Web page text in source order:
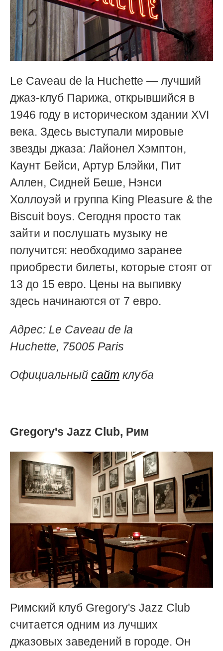
Le Caveau de la Huchette — лучший
джаз-клуб Парижа, открывшийся в
1946 году в историческом здании XVI
века. Здесь выступали мировые
звезды джаза: Лайонел Хэмптон,
Каунт Бейси, Артур Блэйки, Пит
Аллен, Сидней Беше, Нэнси
Холлоуэй и группа King Pleasure & the
Biscuit boys. Сегодня просто так
зайти и послушать музыку не
получится: необходимо заранее
приобрести билеты, которые стоят от
13 до 15 евро. Цены на выпивку
здесь начинаются от 7 евро.
Адрес: Le Caveau de la
Huchette, 75005 Paris
Официальный сайт клуба
Gregory's Jazz Club, Рим
Римский клуб Gregory's Jazz Club
считается одним из лучших
джазовых заведений в городе. Он